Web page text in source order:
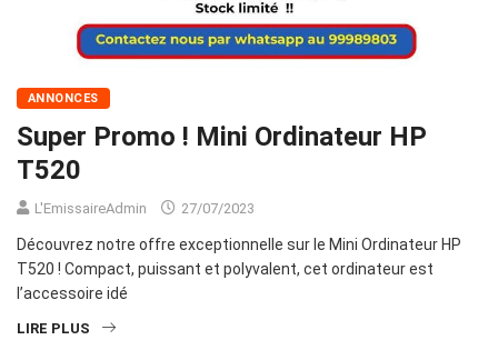
ANNONCES
Super Promo ! Mini Ordinateur HP
T520
L'EmissaireAdmin 27/07/2023
Découvrez notre offre exceptionnelle sur le Mini Ordinateur HP
T520 ! Compact, puissant et polyvalent, cet ordinateur est
l’accessoire idé
LIRE PLUS